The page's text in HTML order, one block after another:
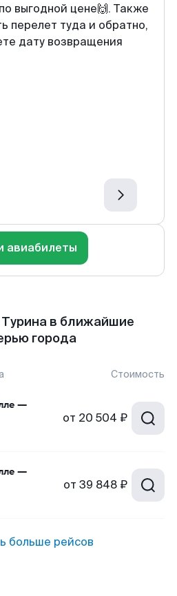
выгодной цене🙌. Также
перелет туда и обратно,
дату возвращения
авиабилеты
в ближайшие
города
Стоимость
—
от 20 504 ₽
—
от 39 848 ₽
больше рейсов